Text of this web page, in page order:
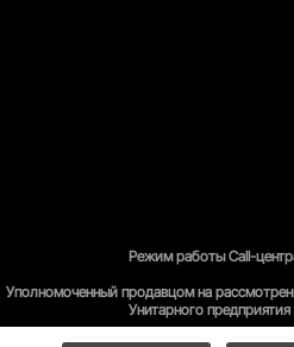
Режим работы Call-
Уполномоченный продавцом на
Унитарного